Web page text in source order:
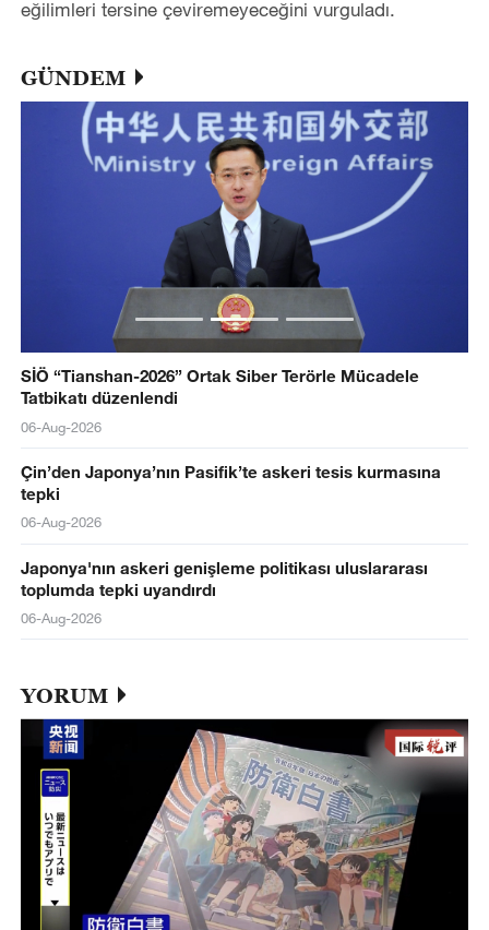
eğilimleri tersine çeviremeyeceğini vurguladı.
GÜNDEM
SİÖ “Tianshan-2026” Ortak Siber Terörle Mücadele
Tatbikatı düzenlendi
06-Aug-2026
Çin’den Japonya’nın Pasifik’te askeri tesis kurmasına
tepki
06-Aug-2026
Japonya'nın askeri genişleme politikası uluslararası
toplumda tepki uyandırdı
06-Aug-2026
YORUM